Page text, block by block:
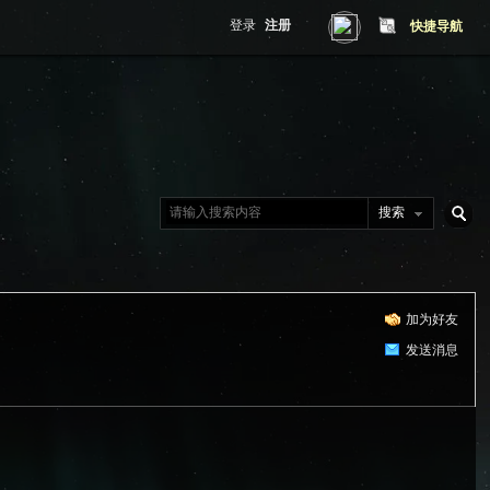
快捷导航
登录 注册
搜索
加为好友
发送消息